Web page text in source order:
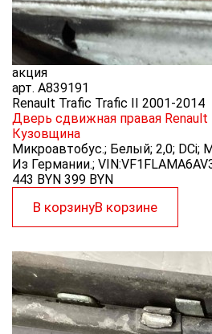
акция
арт. A839191
Renault Trafic Trafic II 2001-2014
Дверь сдвижная правая
Кузовщина
Микроавтобус.; Белый; 2,0; DCi;
Из Германии.;
443 BYN 399 BYN
В корзинуВ корзине